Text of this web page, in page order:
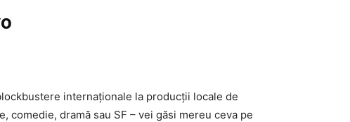
internaționale la producții locale de
comedie, dramă sau SF – vei găsi mereu ceva pe